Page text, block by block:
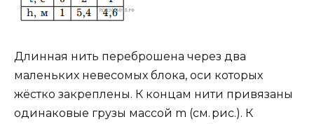
Длинная нить переброшена через два
маленьких невесомых блока, оси которых
жёстко закреплены. К концам нити привязаны
одинаковые грузы массой m (см. рис.). К